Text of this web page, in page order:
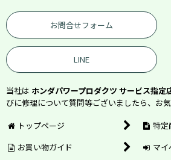
お問合せフォーム
LINE
当社は ホンダパワープロダクツ サービス指定
びに修理について質問等ございましたら、お気
トップページ
特定
お買い物ガイド
マイ